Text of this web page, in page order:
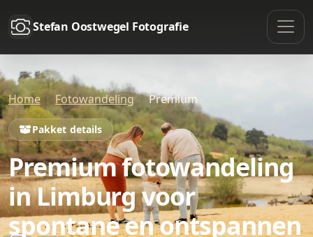
Stefan Oostwegel Fotografie
Home Fotowandeling Premium
Pakket details
Premium fotowandeling
in Limburg voor
spontane en ontspannen